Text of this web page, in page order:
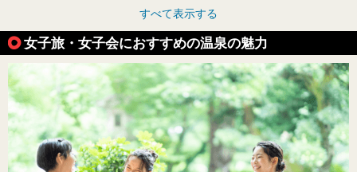
すべて表示する
女子旅・女子会におすすめの温泉の魅力